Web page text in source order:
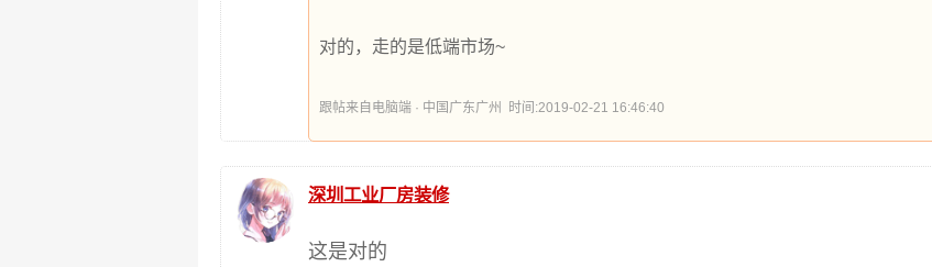
对的，走的是低端市场~
跟帖来自电脑端 · 中国广东广州 时间:2019-02-21 16:46:40
深圳工业厂房装修
这是对的